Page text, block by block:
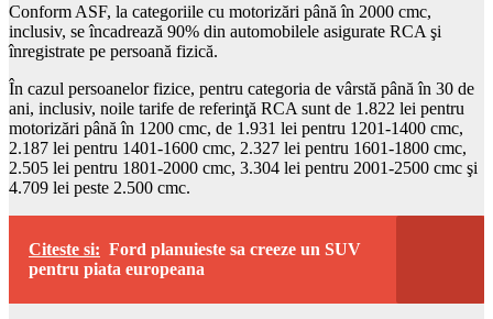
Conform ASF, la categoriile cu motorizări până în 2000 cmc,
inclusiv, se încadrează 90% din automobilele asigurate RCA şi
înregistrate pe persoană fizică.
În cazul persoanelor fizice, pentru categoria de vârstă până în 30 de
ani, inclusiv, noile tarife de referinţă RCA sunt de 1.822 lei pentru
motorizări până în 1200 cmc, de 1.931 lei pentru 1201-1400 cmc,
2.187 lei pentru 1401-1600 cmc, 2.327 lei pentru 1601-1800 cmc,
2.505 lei pentru 1801-2000 cmc, 3.304 lei pentru 2001-2500 cmc şi
4.709 lei peste 2.500 cmc.
Citeste si: Ford planuieste sa creeze un SUV
pentru piata europeana